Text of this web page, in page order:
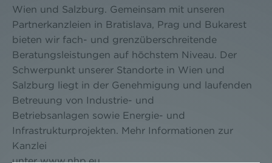
Wien und Salzburg. Gemeinsam mit unseren
Partnerkanzleien in Bratislava, Prag und Bukarest
bieten wir fach- und grenzüberschreitende
Beratungsleistungen auf höchstem Niveau. Der
Schwerpunkt unserer Standorte in Wien und
Salzburg liegt in der Genehmigung und laufenden
Betreuung von Industrie- und
Betriebsanlagen sowie Energie- und
Infrastrukturprojekten. Mehr Informationen zur
Kanzlei
unter www.nhp.eu.